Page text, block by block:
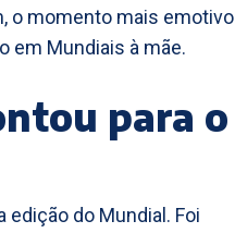
o momento mais emotivo
em Mundiais à mãe.
para o
do Mundial. Foi